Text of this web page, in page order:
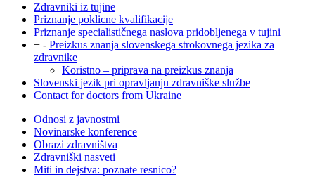
Zdravniki iz tujine
Priznanje poklicne kvalifikacije
Priznanje specialističnega naslova pridobljenega v tujini
+ - Preizkus znanja slovenskega strokovnega jezika za
zdravnike
Koristno – priprava na preizkus znanja
Slovenski jezik pri opravljanju zdravniške službe
Contact for doctors from Ukraine
Odnosi z javnostmi
Novinarske konference
Obrazi zdravništva
Zdravniški nasveti
Miti in dejstva: poznate resnico?